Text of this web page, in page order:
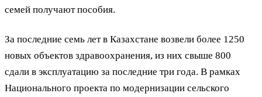
семей получают пособия.
За последние семь лет в Казахстане возвели более 1250
новых объектов здравоохранения, из них свыше 800
сдали в эксплуатацию за последние три года. В рамках
Национального проекта по модернизации сельского